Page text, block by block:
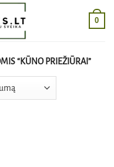
0
“KŪNO PRIEŽIŪRAI”